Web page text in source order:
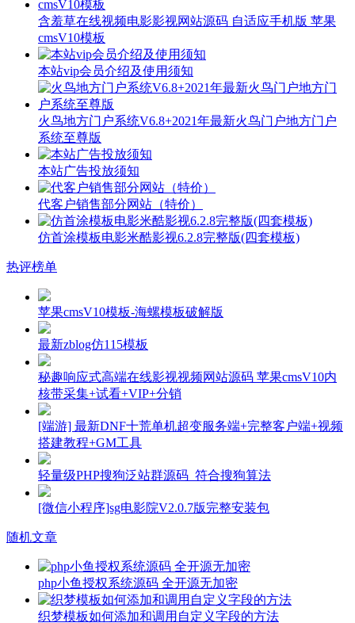
含羞草在线视频电影影视网站源码 自适应手机版 苹果
cmsV10模板
本站vip会员介绍及使用须知
火鸟地方门户系统V6.8+2021年最新火鸟门户地方门户
系统至尊版
本站广告投放须知
代客户销售部分网站（特价）
仿首涂模板电影米酷影视6.2.8完整版(四套模板)
热评榜单
苹果cmsV10模板-海螺模板破解版
最新zblog仿115模板
秘趣响应式高端在线影视视频网站源码 苹果cmsV10内
核带采集+试看+VIP+分销
[端游] 最新DNF十荒单机超变服务端+完整客户端+视频
搭建教程+GM工具
轻量级PHP搜狗泛站群源码_符合搜狗算法
[微信小程序]sg电影院V2.0.7版完整安装包
随机文章
php小鱼授权系统源码 全开源无加密
织梦模板如何添加和调用自定义字段的方法